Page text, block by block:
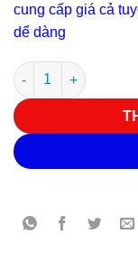
cung cấp giá cả
dể dàng
Hoa chia buôn V